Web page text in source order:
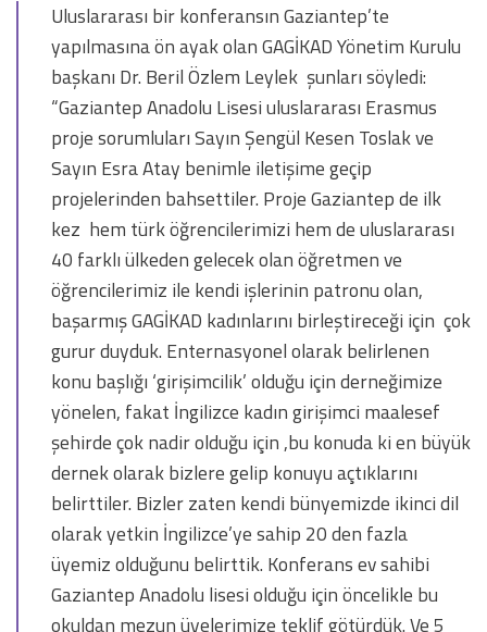
Uluslararası bir konferansın Gaziantep’te
yapılmasına ön ayak olan GAGİKAD Yönetim Kurulu
başkanı Dr. Beril Özlem Leylek şunları söyledi:
“Gaziantep Anadolu Lisesi uluslararası Erasmus
proje sorumluları Sayın Şengül Kesen Toslak ve
Sayın Esra Atay benimle iletişime geçip
projelerinden bahsettiler. Proje Gaziantep de ilk
kez hem türk öğrencilerimizi hem de uluslararası
40 farklı ülkeden gelecek olan öğretmen ve
öğrencilerimiz ile kendi işlerinin patronu olan,
başarmış GAGİKAD kadınlarını birleştireceği için çok
gurur duyduk. Enternasyonel olarak belirlenen
konu başlığı ‘girişimcilik’ olduğu için derneğimize
yönelen, fakat İngilizce kadın girişimci maalesef
şehirde çok nadir olduğu için ,bu konuda ki en büyük
dernek olarak bizlere gelip konuyu açtıklarını
belirttiler. Bizler zaten kendi bünyemizde ikinci dil
olarak yetkin İngilizce’ye sahip 20 den fazla
üyemiz olduğunu belirttik. Konferans ev sahibi
Gaziantep Anadolu lisesi olduğu için öncelikle bu
okuldan mezun üyelerimize teklif götürdük. Ve 5